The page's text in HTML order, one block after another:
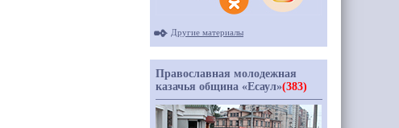
Другие материалы
Православная молодежная
казачья община «Есаул»(383)